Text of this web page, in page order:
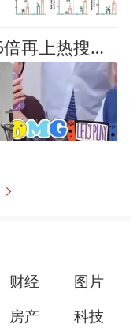
冉莹颖自称收入是邹市明5倍再上热搜，网友细扒发现拳王0收入的原因
财经
图片
房产
科技